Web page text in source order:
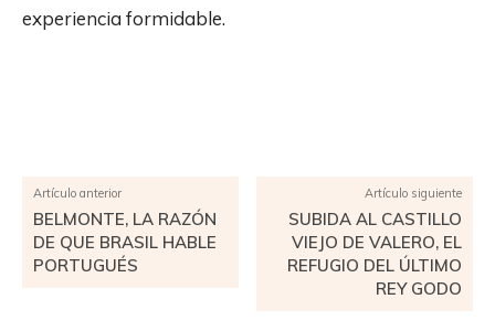
experiencia formidable.
Artículo anterior
BELMONTE, LA RAZÓN
DE QUE BRASIL HABLE
PORTUGUÉS
Artículo siguiente
SUBIDA AL CASTILLO
VIEJO DE VALERO, EL
REFUGIO DEL ÚLTIMO
REY GODO